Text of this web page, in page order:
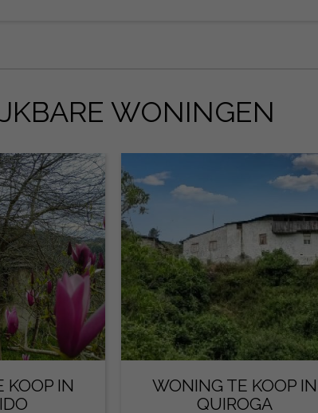
WONINGEN
KOOP IN
WONING TE KOOP IN
QUIROGA